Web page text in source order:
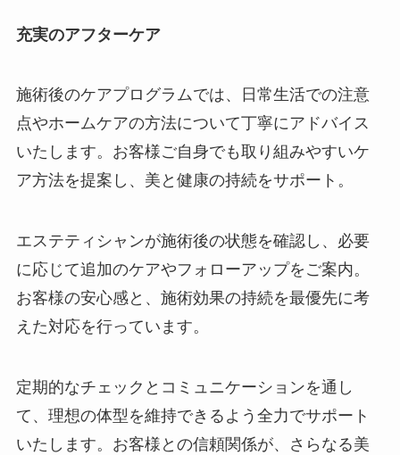
充実のアフターケア
施術後のケアプログラムでは、日常生活での注意
点やホームケアの方法について丁寧にアドバイス
いたします。お客様ご自身でも取り組みやすいケ
ア方法を提案し、美と健康の持続をサポート。
エステティシャンが施術後の状態を確認し、必要
に応じて追加のケアやフォローアップをご案内。
お客様の安心感と、施術効果の持続を最優先に考
えた対応を行っています。
定期的なチェックとコミュニケーションを通し
て、理想の体型を維持できるよう全力でサポート
いたします。お客様との信頼関係が、さらなる美